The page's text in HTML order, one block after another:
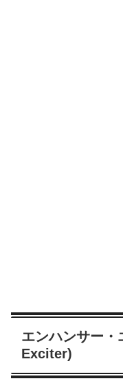
エンハンサー・
Exciter)